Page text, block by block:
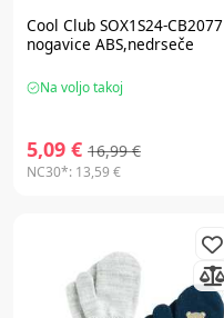
Cool Club SOX1S24-CB2077
nogavice ABS,nedrseče
Na voljo takoj
5,09 € 16,99 €
NC30*: 13,59 €